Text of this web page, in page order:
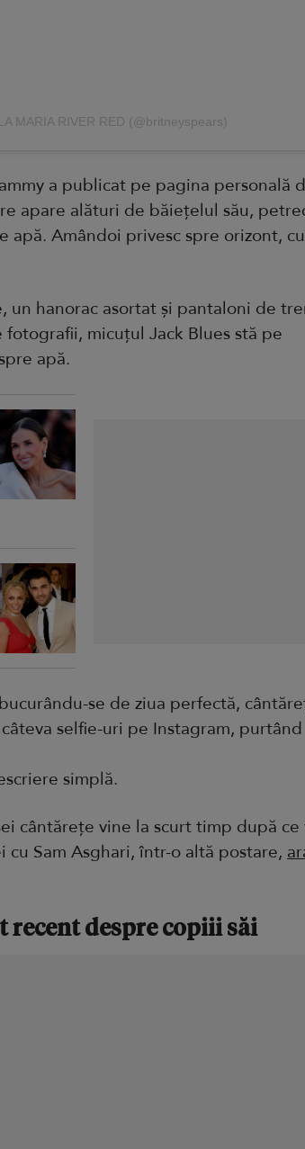
MARIA RIVER RED (@britneyspears)
a publicat pe pagina personală
apare alături de băiețelul său,
apă. Amândoi privesc spre orizont, cu
un hanorac asortat și pantaloni de
micuțul Jack Blues stă pe
apă.
se de ziua perfectă,
selfie-uri pe Instagram, purtând
simplă.
cântărețe vine la scurt timp după
Sam Asghari, într-o altă postare,
recent despre copiii săi